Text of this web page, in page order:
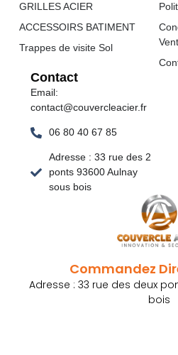
Commandez
Adresse : 33 rue des deux
bois
GRILLES ACIER
ACCESSOIRS BATIMENT
Trappes de visite Sol
Contact
Email:
contact@couvercleacier.fr
06 80 40 67 85
Adresse : 33 rue des 2
ponts 93600 Aulnay
sous bois